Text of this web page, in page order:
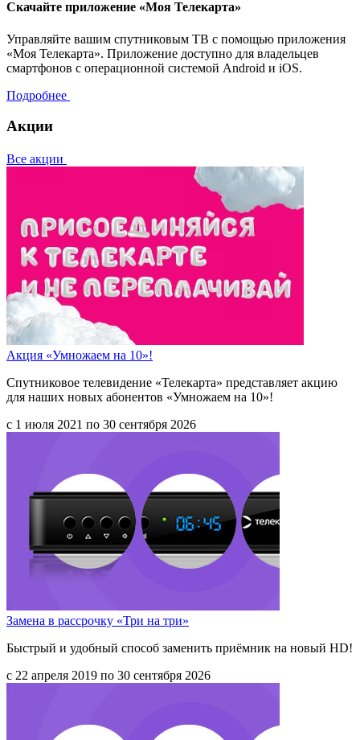
Скачайте приложение «Моя Телекарта»
Управляйте вашим спутниковым ТВ с помощью приложения
«Моя Телекарта». Приложение доступно для владельцев
смартфонов с операционной системой Android и iOS.
Подробнее
Акции
Все акции
Акция «Умножаем на 10»!
Спутниковое телевидение «Телекарта» представляет акцию
для наших новых абонентов «Умножаем на 10»!
с 1 июля 2021 по 30 сентября 2026
Замена в рассрочку «Три на три»
Быстрый и удобный способ заменить приёмник на новый HD!
с 22 апреля 2019 по 30 сентября 2026